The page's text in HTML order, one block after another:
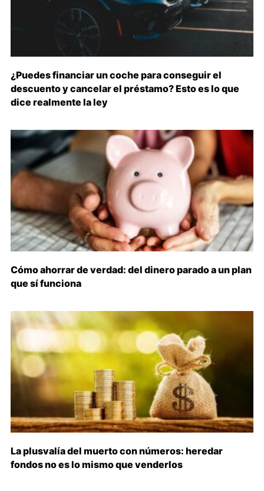
¿Puedes financiar un coche para conseguir el
descuento y cancelar el préstamo? Esto es lo que
dice realmente la ley
Cómo ahorrar de verdad: del dinero parado a un plan
que sí funciona
La plusvalía del muerto con números: heredar
fondos no es lo mismo que venderlos